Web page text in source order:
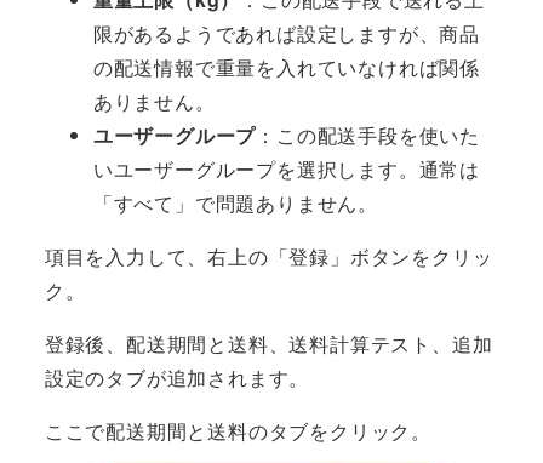
限があるようであれば設定しますが、商品
の配送情報で重量を入れていなければ関係
ありません。
ユーザーグループ ：この配送手段を使いた
いユーザーグループを選択します。通常は
「すべて」で問題ありません。
項目を入力して、右上の「登録」ボタンをクリッ
ク。
登録後、配送期間と送料、送料計算テスト、追加
設定のタブが追加されます。
ここで配送期間と送料のタブをクリック。